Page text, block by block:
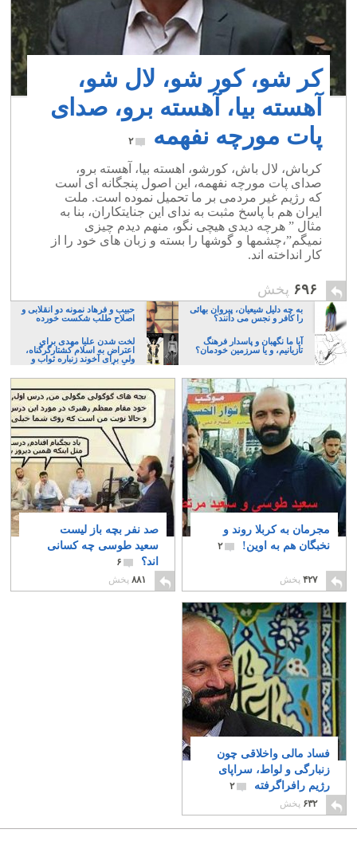
کر شو، کور شو، لال شو،
آهسته بیا، آهسته برو، صدای
پات مورچه نفهمه
۲
کرباش، لال باش، کورشو، اهسته بیا، آهسته برو،
صدای پات مورچه نفهمه، این اصول پنجگانه ای است
که رژیم غیر مردمی بر ما تحمیل نموده است. ملت
ایران هم با پاسخ مثبت به ندای این جنایتکاران، بنا به
مثال ‍” هرچه دیدی هیچی نگو، منهم دیدم چیزی
نمیگم”،چشمها و گوشها را بسته و زبان های خود را از
کار انداخته اند.
۶۹۶ پخش
به چه دلیل شیعیان، پیروان بهائی
را کافر و نجس می دانند؟
حبیب و فرهاد نمونه دو انقلابی و
اصلاح طلب شکست خورده
آیا ما نگهبان و پاسدار فرهنگ
تازیانیم، و یا سرزمین خودمان؟
لخت شدن علیا مهدی برای
اعتراض به اسلام کشتارگرگناه،
ولی برای آخوند زنباره ثواب و
تبرک است
مجرمان به کربلا روند و
نخبگان هم به اوین!
۲
۴۲۷ پخش
صد نفر بچه باز لیست
سعید طوسی چه کسانی
اند؟
۶
۸۸۱ پخش
فساد مالی واخلاقی چون
زنبارگی و لواط، سراپای
رژیم رافراگرفته
۲
۶۳۲ پخش